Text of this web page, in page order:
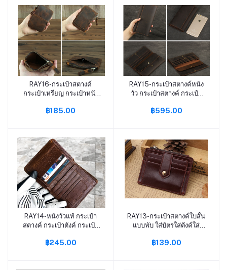
หยิบใส่ตะกร้า
RAY16-กระเป๋าสตางค์
กระเป๋าเหรียญ กระเป๋าหนัง
55
฿185.00
หยิบใส่ตะกร้า
RAY15-กระเป๋าสตางค์หนัง
วัว กระเป๋าสตางค์ กระเป๋า
฿595.00
หยิบใส่ตะกร้า
RAY14-หนังวัวแท้ กระเป๋า
สตางค์ กระเป๋าตังค์ กระเป๋า
฿245.00
หยิบใส่ตะกร้า
RAY13-กระเป๋าสตางค์ใบสั้น
แบบพับ ใส่บัตรใส่ตังค์ใส่
P1-14
฿139.00